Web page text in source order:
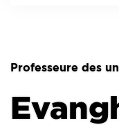
ASSOCIATION DES JEUNES
Professeure des